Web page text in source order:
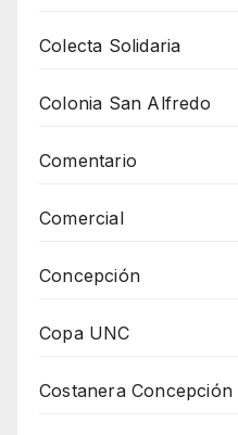
Colecta Solidaria
Colonia San Alfredo
Comentario
Comercial
Concepción
Copa UNC
Costanera Concepción